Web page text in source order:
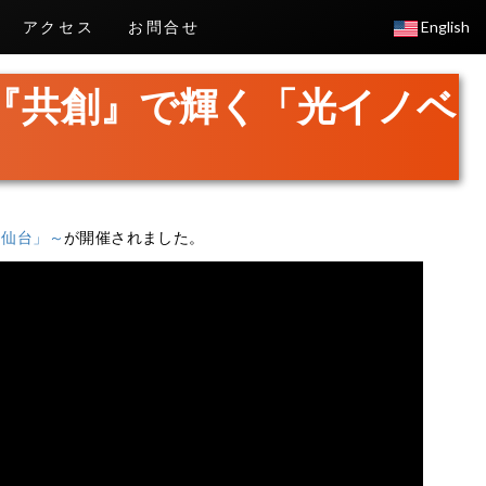
アクセス お問合せ English
共創』で輝く「光イノベ
台」～が開催されました。